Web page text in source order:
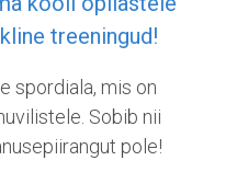
treeningud!
spordiala, mis on
Sobib nii
pole!